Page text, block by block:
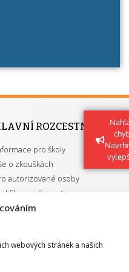
webových stránek a našich
ROZCESTNÍK
pro školy
o zkouškách
autorizované osoby
a živnosti